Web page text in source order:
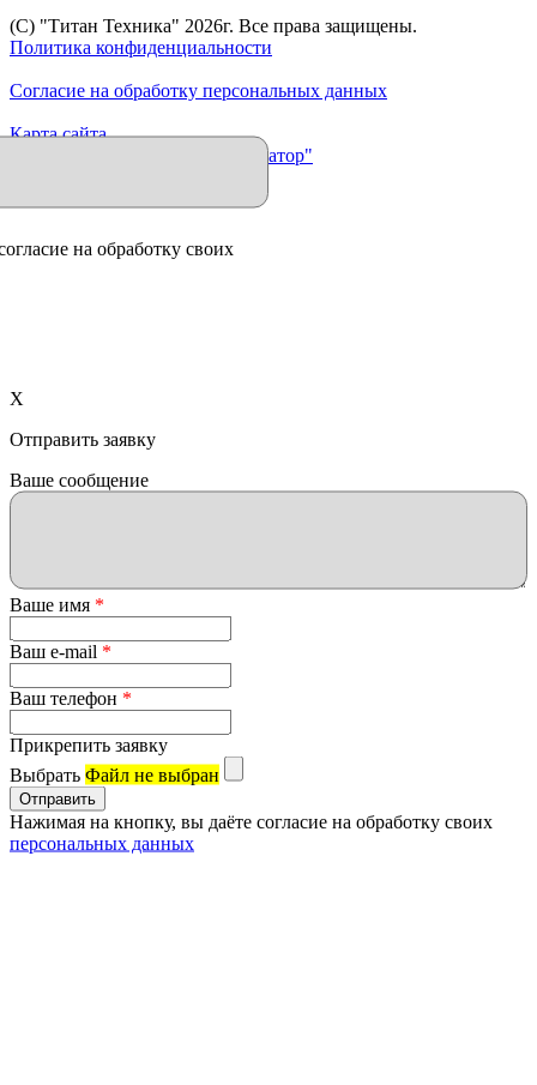
(C) "Титан Техника" 2026г. Все права защищены.
Политика конфиденциальности
Согласие на обработку персональных данных
Карта сайта
Продвижение сайта "Иллюминатор"
на обработку своих
X
Отправить заявку
Ваше сообщение
Ваше имя *
Ваш e-mail *
Ваш телефон *
Прикрепить заявку
Выбрать Файл не выбран
Нажимая на кнопку, вы даёте согласие на обработку своих
персональных данных